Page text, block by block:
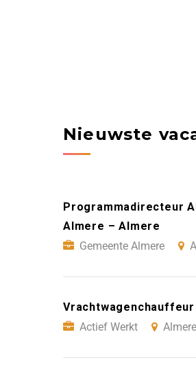
Nieuwste
Programmadirecteur
Almere – Almere
Gemeente Almere
Actief Werkt
Almere